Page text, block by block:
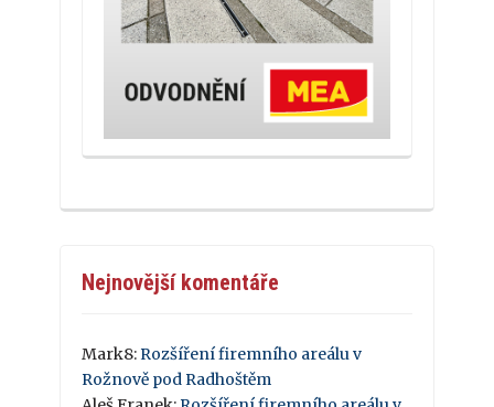
Nejnovější komentáře
Mark8:Rozšíření firemního areálu v
Rožnově pod Radhoštěm